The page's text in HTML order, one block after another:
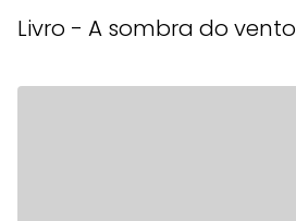
Livro - A sombra do vento